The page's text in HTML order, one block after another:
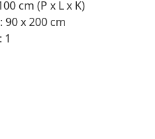
cm (P x L x K)
x 200 cm
1